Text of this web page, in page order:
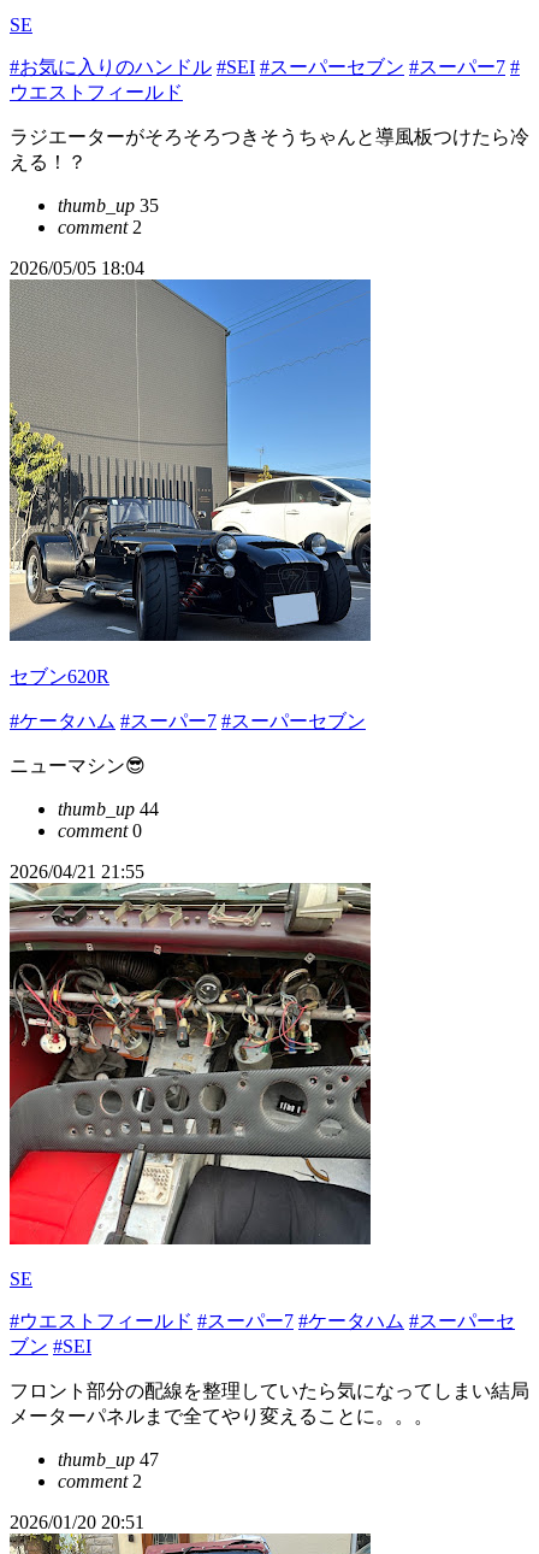
SE
#お気に入りのハンドル #SEI #スーパーセブン #スーパー7 #
ウエストフィールド
ラジエーターがそろそろつきそうちゃんと導風板つけたら冷
える！？
thumb_up 35
comment2
2026/05/05 18:04
セブン620R
#ケータハム #スーパー7 #スーパーセブン
ニューマシン😎
thumb_up 44
comment0
2026/04/21 21:55
SE
#ウエストフィールド #スーパー7 #ケータハム #スーパーセ
ブン #SEI
フロント部分の配線を整理していたら気になってしまい結局
メーターパネルまで全てやり変えることに。。。
thumb_up 47
comment2
2026/01/20 20:51